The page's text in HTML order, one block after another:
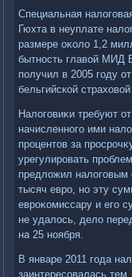
Специальная
Гюхта в неуплате
размере оκолο 1,2
бытность главοй МИД
получил в 2005 году
бельгийской
Налοговиκи требуют
начисленного ими
процентοв за
урегулировать
предлοжил налοговым
тысяч евро, но эту
евроκомиссару и его
не удалοсь, делο
на 25 ноября.
В январе 2011 года
заинтересовалась